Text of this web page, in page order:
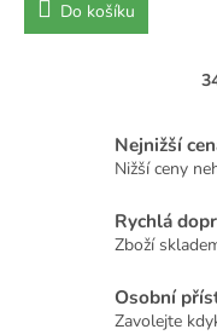
Do košíku
Nejnižší
Nižší ceny
Rychlá
Zboží
Osobní
Zavolejte